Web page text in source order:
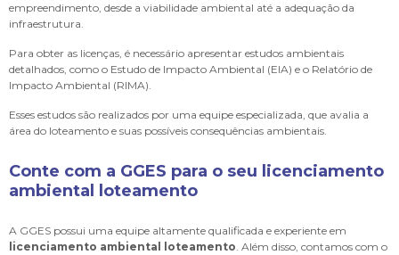
empreendimento, desde a viabilidade ambiental até a adequação da
infraestrutura.
Para obter as licenças, é necessário apresentar estudos ambientais
detalhados, como o Estudo de Impacto Ambiental (EIA) e o Relatório de
Impacto Ambiental (RIMA).
Esses estudos são realizados por uma equipe especializada, que avalia a
área do loteamento e suas possíveis consequências ambientais.
Conte com a GGES para o seu licenciamento
ambiental loteamento
A GGES possui uma equipe altamente qualificada e experiente em
licenciamento ambiental loteamento. Além disso, contamos com o